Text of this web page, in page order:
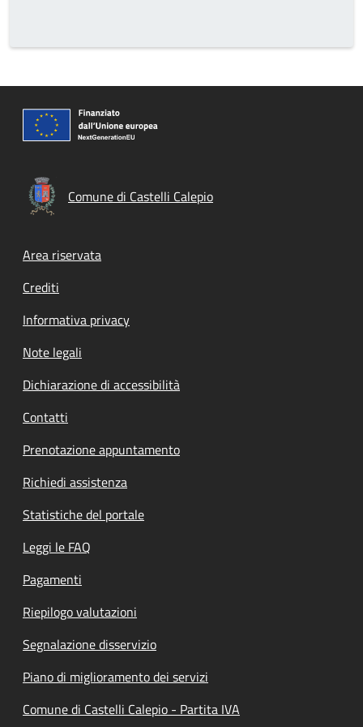
Comune di Castelli Calepio
Footer menu
Area riservata
Crediti
Informativa privacy
Note legali
Dichiarazione di accessibilità
Contatti
Prenotazione appuntamento
Richiedi assistenza
Statistiche del portale
Leggi le FAQ
Pagamenti
Riepilogo valutazioni
Segnalazione disservizio
Piano di miglioramento dei servizi
Comune di Castelli Calepio - Partita IVA